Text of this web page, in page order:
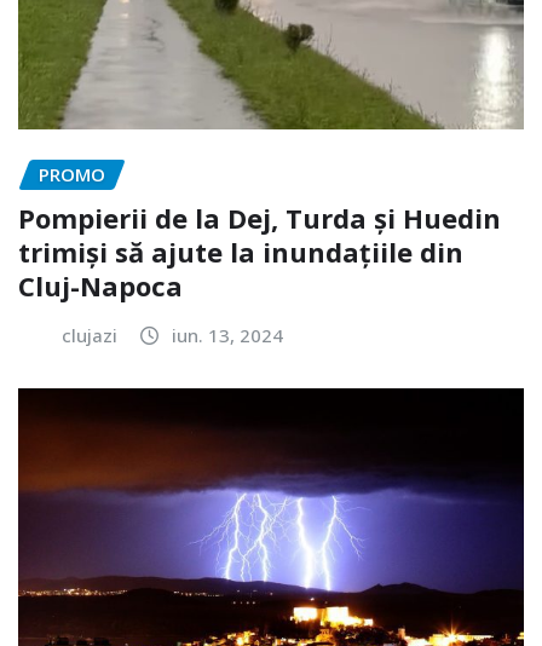
PROMO
Pompierii de la Dej, Turda și Huedin
trimiși să ajute la inundațiile din
Cluj-Napoca
clujazi iun. 13, 2024